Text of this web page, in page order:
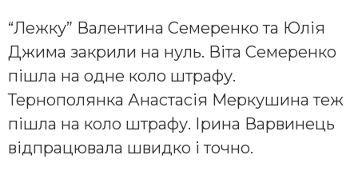
“Лежку” Валентина Семеренко та Юлія
Джима закрили на нуль. Віта Семеренко
пішла на одне коло штрафу.
Тернополянка Анастасія Меркушина теж
пішла на коло штрафу. Ірина Варвинець
відпрацювала швидко і точно.